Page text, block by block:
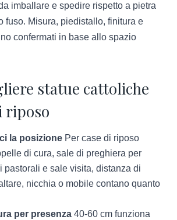
imballare e spedire rispetto a pietra
fuso. Misura, piedistallo, finitura e
confermati in base allo spazio
statue cattoliche
riposo
la posizione Per case di riposo
di cura, sale di preghiera per
pastorali e sale visita, distanza di
nicchia o mobile contano quanto
per presenza 40-60 cm funziona